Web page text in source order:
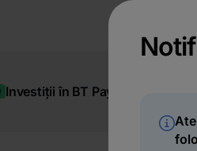
Investiții în BT Pay